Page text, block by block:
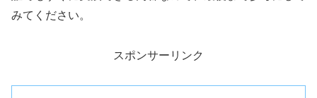
みてください。
スポンサーリンク